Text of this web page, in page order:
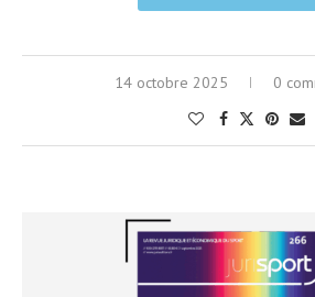
14 octobre 2025 0